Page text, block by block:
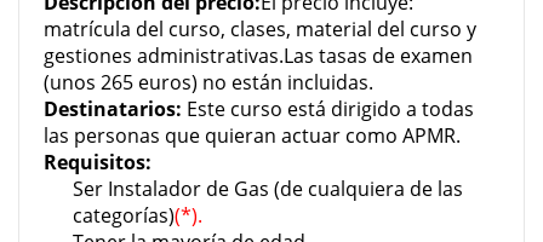
matrícula del curso, clases, material del curso y
gestiones administrativas.Las tasas de examen
(unos 265 euros) no están incluidas.
Destinatarios: Este curso está dirigido a todas
las personas que quieran actuar como APMR.
Requisitos:
Ser Instalador de Gas (de cualquiera de las
categorías)(*).